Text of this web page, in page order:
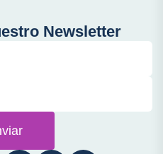
Newsletter